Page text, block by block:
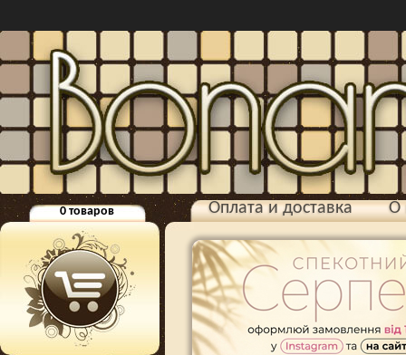
0товаров Оплата и доставка О